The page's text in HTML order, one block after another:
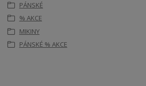
PÁNSKÉ
% AKCE
MIKINY
PÁNSKÉ % AKCE